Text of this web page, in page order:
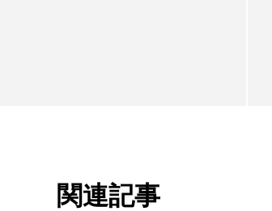
関連記事